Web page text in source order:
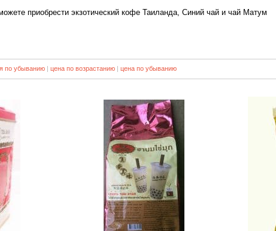
приобрести экзотический кофе Таиланда, Синий чай и чай Матум
по убыванию | цена по возрастанию | цена по убыванию